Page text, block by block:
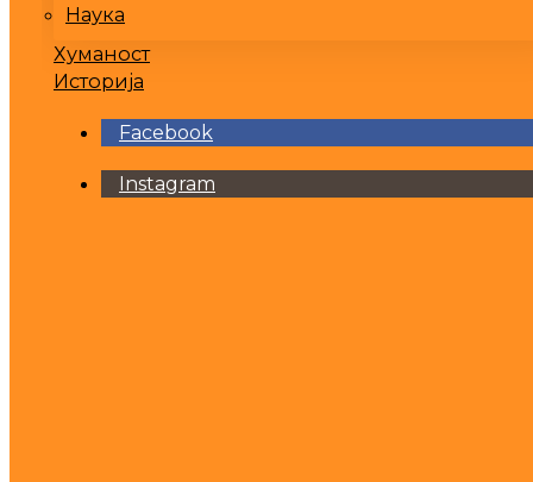
Наука
Хуманост
Историја
Facebook
Instagram